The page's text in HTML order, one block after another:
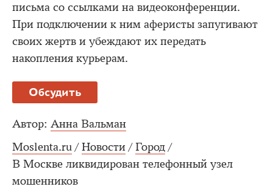
письма со ссылками на видеоконференции.
При подключении к ним аферисты запугивают
своих жертв и убеждают их передать
накопления курьерам.
Обсудить
Автор: Анна Вальман
Moslenta.ru / Новости / Город /
В Москве ликвидирован телефонный узел
мошенников